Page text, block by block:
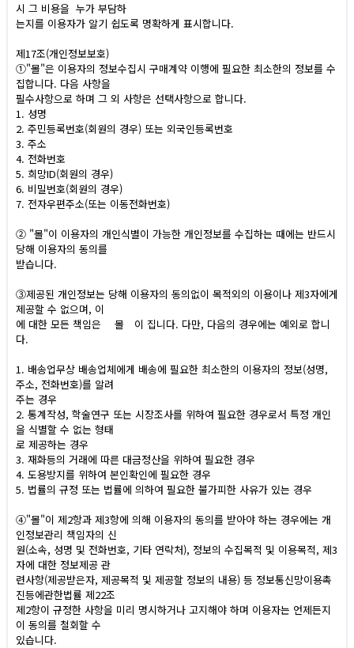
시 그 비용을 누가 부담하
는지를 이용자가 알기 쉽도록 명확하게 표시합니다.
제17조(개인정보보호)
①"몰"은 이용자의 정보수집시 구매계약 이행에 필요한 최소한의 정보를 수
집합니다. 다음 사항을
필수사항으로 하며 그 외 사항은 선택사항으로 합니다.
1. 성명
2. 주민등록번호(회원의 경우) 또는 외국인등록번호
3. 주소
4. 전화번호
5. 희망ID(회원의 경우)
6. 비밀번호(회원의 경우)
7. 전자우편주소(또는 이동전화번호)
② "몰"이 이용자의 개인식별이 가능한 개인정보를 수집하는 때에는 반드시
당해 이용자의 동의를
받습니다.
③제공된 개인정보는 당해 이용자의 동의없이 목적외의 이용이나 제3자에게
제공할 수 없으며, 이
에 대한 모든 책임은 몰 이 집니다. 다만, 다음의 경우에는 예외로 합니
다.
1. 배송업무상 배송업체에게 배송에 필요한 최소한의 이용자의 정보(성명,
주소, 전화번호)를 알려
주는 경우
2. 통계작성, 학술연구 또는 시장조사를 위하여 필요한 경우로서 특정 개인
을 식별할 수 없는 형태
로 제공하는 경우
3. 재화등의 거래에 따른 대금정산을 위하여 필요한 경우
4. 도용방지를 위하여 본인확인에 필요한 경우
5. 법률의 규정 또는 법률에 의하여 필요한 불가피한 사유가 있는 경우
④"몰"이 제2항과 제3항에 의해 이용자의 동의를 받아야 하는 경우에는 개
인정보관리 책임자의 신
원(소속, 성명 및 전화번호, 기타 연락처), 정보의 수집목적 및 이용목적, 제3
자에 대한 정보제공 관
련사항(제공받은자, 제공목적 및 제공할 정보의 내용) 등 정보통신망이용촉
진등에관한법률 제22조
제2항이 규정한 사항을 미리 명시하거나 고지해야 하며 이용자는 언제든지
이 동의를 철회할 수
있습니다.